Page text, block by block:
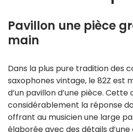
Pavillon une pièce
main
Dans la plus pure tradition des
saxophones vintage, le 82Z est
d’un pavillon d’une pièce.
considérablement la réponse
offrant au musicien une large
élaborée avec des détails